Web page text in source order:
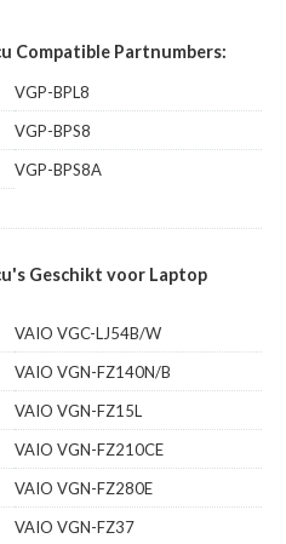
Compatible Partnumbers:
VGP-BPL8
VGP-BPS8
VGP-BPS8A
Geschikt voor Laptop
VAIO VGC-LJ54B/W
VAIO VGN-FZ140N/B
VAIO VGN-FZ15L
VAIO VGN-FZ210CE
VAIO VGN-FZ280E
VAIO VGN-FZ37